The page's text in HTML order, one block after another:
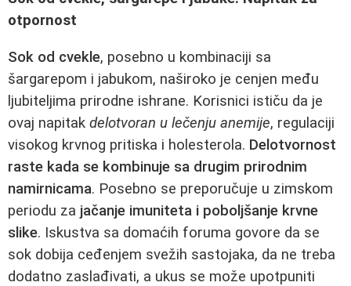
otpornost
Sok od cvekle, posebno u kombinaciji sa
šargarepom i jabukom, naširoko je cenjen među
ljubiteljima prirodne ishrane. Korisnici ističu da je
ovaj napitak delotvoran u lečenju anemije, regulaciji
visokog krvnog pritiska i holesterola. Delotvornost
raste kada se kombinuje sa drugim prirodnim
namirnicama. Posebno se preporučuje u zimskom
periodu za jačanje imuniteta i poboljšanje krvne
slike. Iskustva sa domaćih foruma govore da se
sok dobija ceđenjem svežih sastojaka, da ne treba
dodatno zaslađivati, a ukus se može upotpuniti